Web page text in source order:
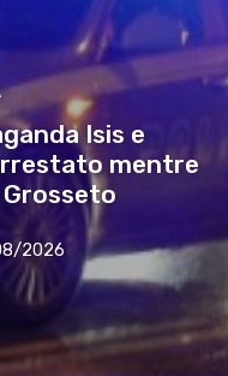
Isis e
mentre
2026